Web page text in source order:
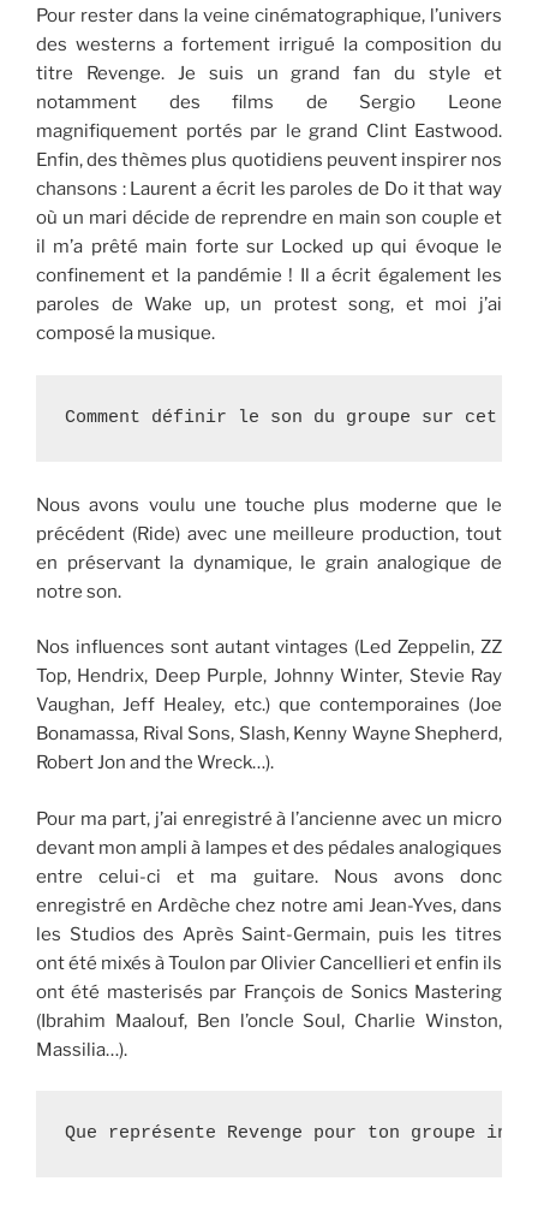
Pour rester dans la veine cinématographique, l’univers
des westerns a fortement irrigué la composition du
titre Revenge. Je suis un grand fan du style et
notamment des films de Sergio Leone
magnifiquement portés par le grand Clint Eastwood.
Enfin, des thèmes plus quotidiens peuvent inspirer nos
chansons : Laurent a écrit les paroles de Do it that way
où un mari décide de reprendre en main son couple et
il m’a prêté main forte sur Locked up qui évoque le
confinement et la pandémie ! Il a écrit également les
paroles de Wake up, un protest song, et moi j’ai
composé la musique.
Comment définir le son du groupe sur cet
Nous avons voulu une touche plus moderne que le
précédent (Ride) avec une meilleure production, tout
en préservant la dynamique, le grain analogique de
notre son.
Nos influences sont autant vintages (Led Zeppelin, ZZ
Top, Hendrix, Deep Purple, Johnny Winter, Stevie Ray
Vaughan, Jeff Healey, etc.) que contemporaines (Joe
Bonamassa, Rival Sons, Slash, Kenny Wayne Shepherd,
Robert Jon and the Wreck…).
Pour ma part, j’ai enregistré à l’ancienne avec un micro
devant mon ampli à lampes et des pédales analogiques
entre celui-ci et ma guitare. Nous avons donc
enregistré en Ardèche chez notre ami Jean-Yves, dans
les Studios des Après Saint-Germain, puis les titres
ont été mixés à Toulon par Olivier Cancellieri et enfin ils
ont été masterisés par François de Sonics Mastering
(Ibrahim Maalouf, Ben l’oncle Soul, Charlie Winston,
Massilia…).
Que représente Revenge pour ton groupe